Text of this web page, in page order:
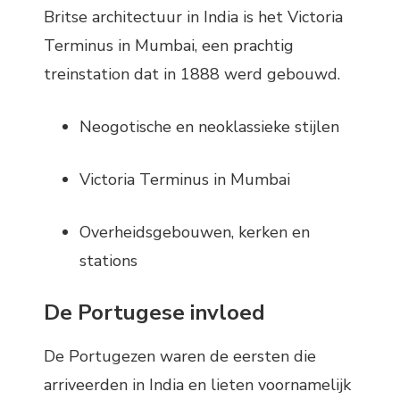
Britse architectuur in India is het Victoria
Terminus in Mumbai, een prachtig
treinstation dat in 1888 werd gebouwd.
Neogotische en neoklassieke stijlen
Victoria Terminus in Mumbai
Overheidsgebouwen, kerken en
stations
De Portugese invloed
De Portugezen waren de eersten die
arriveerden in India en lieten voornamelijk